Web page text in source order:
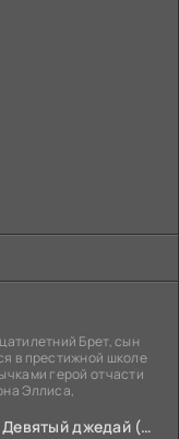
Брет, сын
в престижной школе
герой отчасти
Эллиса,
Звёздные войны: Видения. Девятый джедай (2026)